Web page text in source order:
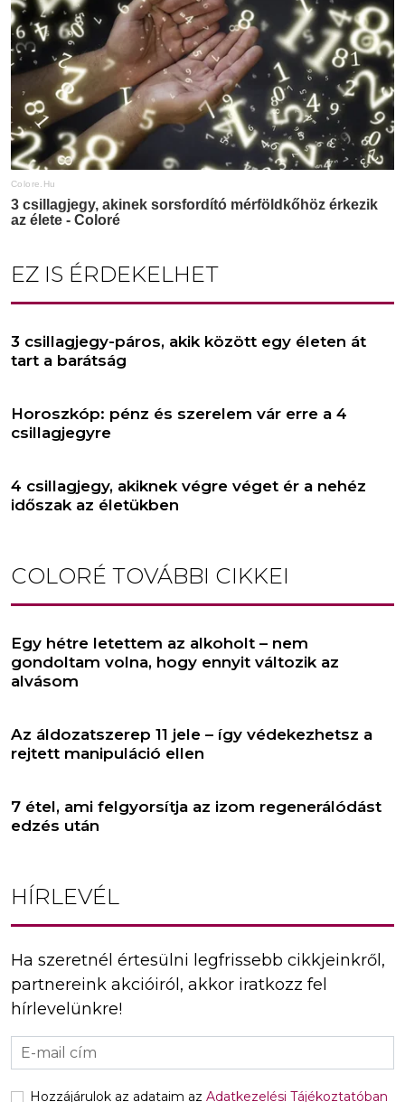
EZ IS ÉRDEKELHET
3 csillagjegy-páros, akik között egy életen át
tart a barátság
Horoszkóp: pénz és szerelem vár erre a 4
csillagjegyre
4 csillagjegy, akiknek végre véget ér a nehéz
időszak az életükben
COLORÉ TOVÁBBI CIKKEI
Egy hétre letettem az alkoholt – nem
gondoltam volna, hogy ennyit változik az
alvásom
Az áldozatszerep 11 jele – így védekezhetsz a
rejtett manipuláció ellen
7 étel, ami felgyorsítja az izom regenerálódást
edzés után
HÍRLEVÉL
Ha szeretnél értesülni legfrissebb cikkjeinkről,
partnereink akcióiról, akkor iratkozz fel
hírlevelünkre!
Hozzájárulok az adataim az Adatkezelési Tájékoztatóban